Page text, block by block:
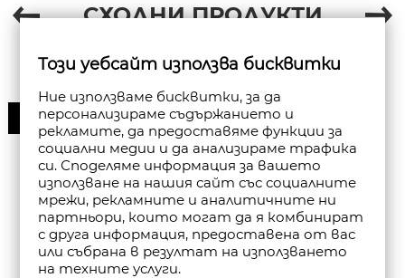
СХОДНИ ПРОДУКТИ
30%
Този уебсайт използва бисквитки
Ние използваме бисквитки, за да
персонализираме съдържанието и
рекламите, да предоставяме функции за
социални медии и да анализираме трафика
си. Споделяме информация за вашето
използване на нашия сайт със социалните
мрежи, рекламните и аналитичните ни
партньори, които могат да я комбинират
с друга информация, предоставена от вас
или събрана в резултат на използването
на техните услуги.